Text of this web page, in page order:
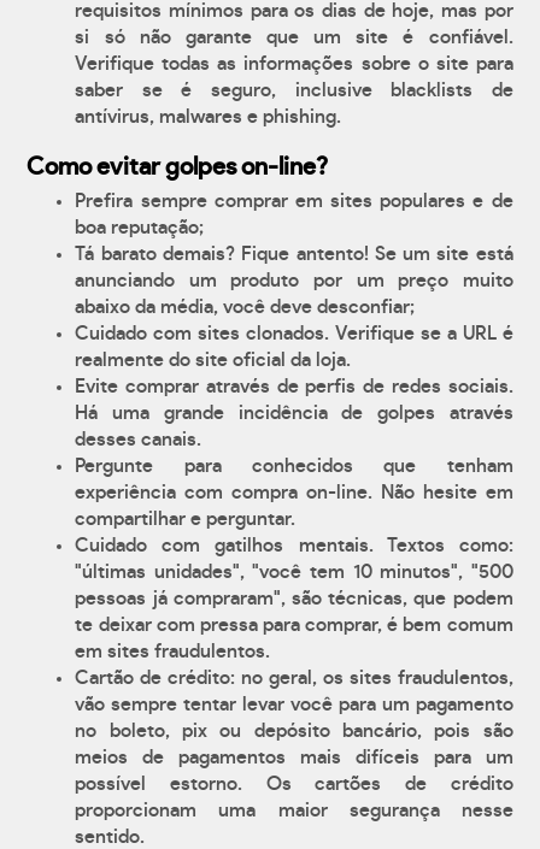
requisitos mínimos para os dias de hoje, mas por
si só não garante que um site é confiável.
Verifique todas as informações sobre o site para
saber se é seguro, inclusive blacklists de
antívirus, malwares e phishing.
Como evitar golpes on-line?
Prefira sempre comprar em sites populares e de
boa reputação;
Tá barato demais? Fique antento! Se um site está
anunciando um produto por um preço muito
abaixo da média, você deve desconfiar;
Cuidado com sites clonados. Verifique se a URL é
realmente do site oficial da loja.
Evite comprar através de perfis de redes sociais.
Há uma grande incidência de golpes através
desses canais.
Pergunte para conhecidos que tenham
experiência com compra on-line. Não hesite em
compartilhar e perguntar.
Cuidado com gatilhos mentais. Textos como:
"últimas unidades", "você tem 10 minutos", "500
pessoas já compraram", são técnicas, que podem
te deixar com pressa para comprar, é bem comum
em sites fraudulentos.
Cartão de crédito: no geral, os sites fraudulentos,
vão sempre tentar levar você para um pagamento
no boleto, pix ou depósito bancário, pois são
meios de pagamentos mais difíceis para um
possível estorno. Os cartões de crédito
proporcionam uma maior segurança nesse
sentido.